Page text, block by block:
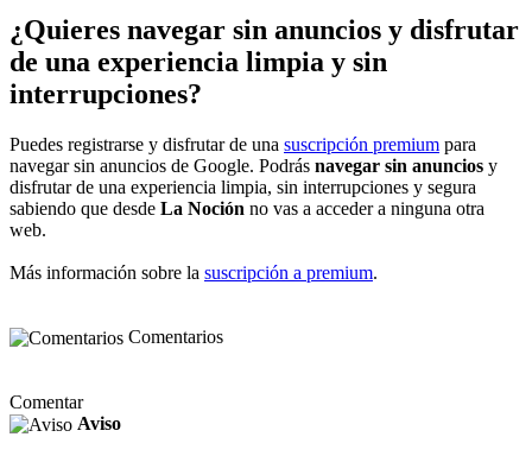
¿Quieres navegar sin anuncios y disfrutar
de una experiencia limpia y sin
interrupciones?
Puedes registrarse y disfrutar de una suscripción premium para
navegar sin anuncios de Google. Podrás navegar sin anuncios y
disfrutar de una experiencia limpia, sin interrupciones y segura
sabiendo que desde La Noción no vas a acceder a ninguna otra
web.
Más información sobre la suscripción a premium.
Comentarios
Comentar
Aviso